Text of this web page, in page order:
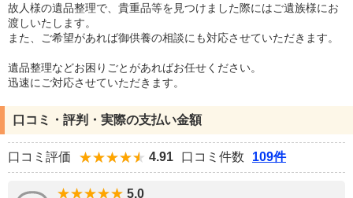
故人様の遺品整理で、貴重品等を見つけました際にはご遺族様にお
渡しいたします。
また、ご希望があれば御供養の相談にも対応させていただきます。
遺品整理などお困りごとがあればお任せください。
迅速にご対応させていただきます。
口コミ・評判・実際の支払い金額
口コミ評価 4.91 口コミ件数 109件
5.0